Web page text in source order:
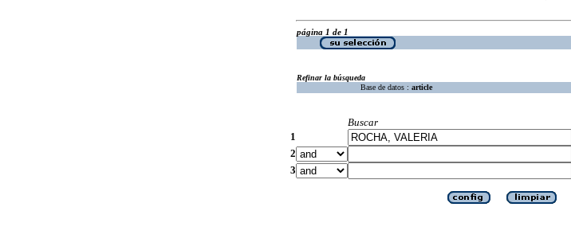
página 1 de 1
Refinar la búsqueda
Base de datos : article
Buscar
1
2
3